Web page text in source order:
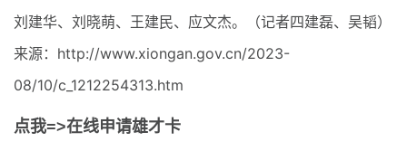
刘建华、刘晓萌、王建民、应文杰。（记者四建磊、吴韬）
来源：http://www.xiongan.gov.cn/2023-
08/10/c_1212254313.htm
点我=>在线申请雄才卡